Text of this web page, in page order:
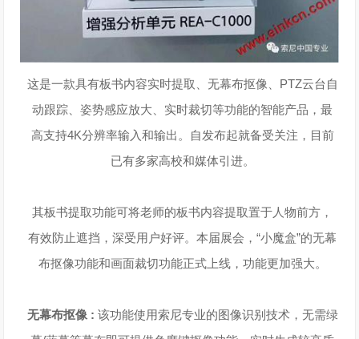
这是一款具有板书内容实时提取、无幕布抠像、PTZ云台自
动跟踪、姿势感应放大、实时裁切等功能的智能产品，最
高支持4K分辨率输入和输出。自发布起就备受关注，目前
已有多家高校和媒体引进。
其板书提取功能可将老师的板书内容提取置于人物前方，
有效防止遮挡，深受用户好评。本届展会，“小魔盒”的无幕
布抠像功能和画面裁切功能正式上线，功能更加强大。
无幕布抠像 : 该功能使用索尼专业的图像识别技术，无需绿